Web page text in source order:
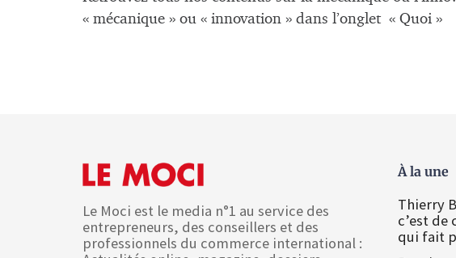
« mécanique » ou « innovation » dans l’onglet « Quoi »
Le Moci est le media n°1 au service des
entrepreneurs, des conseillers et des
professionnels du commerce international :
À la une
Thierry
c’est
qui fait